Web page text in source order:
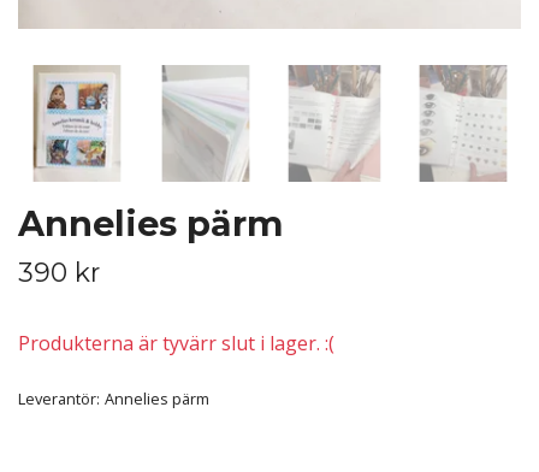
Annelies pärm
390 kr
Produkterna är tyvärr slut i lager. :(
Leverantör: Annelies pärm